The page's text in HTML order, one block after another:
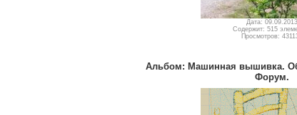
Дата: 09.09.2013
Содержит: 515
Просмотров:
Альбом: Машинная вышивка.
Форум.